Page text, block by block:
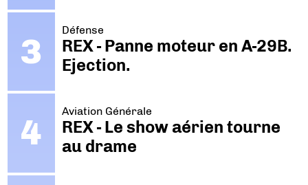
Défense
REX - Panne moteur en A-29B.
Ejection.
Aviation Générale
REX - Le show aérien tourne
au drame